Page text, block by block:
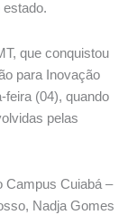
que conquistou
para Inovação
feira (04), quando
pelas
Campus Cuiabá –
Nadja Gomes